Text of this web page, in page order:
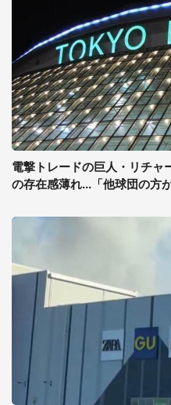
電撃トレードの巨人・リチャ
の存在感薄れ...「他球団の方